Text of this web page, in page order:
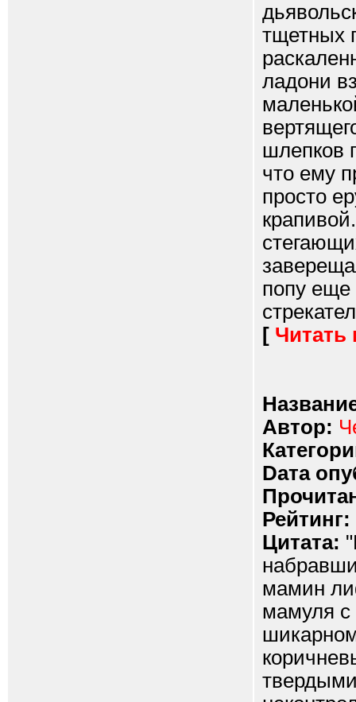
тщетных
ладони
шлепков
что ему
просто
попу еще
[ Читать
Автор:
Dата
Рейтинг:
Цитата:
мамин
мамуля с